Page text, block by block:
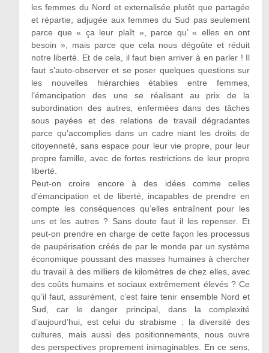
les femmes du Nord et externalisée plutôt que partagée
et répartie, adjugée aux femmes du Sud pas seulement
parce que « ça leur plaît », parce qu’ « elles en ont
besoin », mais parce que cela nous dégoûte et réduit
notre liberté. Et de cela, il faut bien arriver à en parler ! Il
faut s’auto-observer et se poser quelques questions sur
les nouvelles hiérarchies établies entre femmes,
l’émancipation des une se réalisant au prix de la
subordination des autres, enfermées dans des tâches
sous payées et des relations de travail dégradantes
parce qu’accomplies dans un cadre niant les droits de
citoyenneté, sans espace pour leur vie propre, pour leur
propre famille, avec de fortes restrictions de leur propre
liberté.
Peut-on croire encore à des idées comme celles
d’émancipation et de liberté, incapables de prendre en
compte les conséquences qu’elles entraînent pour les
uns et les autres ? Sans doute faut il les repenser. Et
peut-on prendre en charge de cette façon les processus
de paupérisation créés de par le monde par un système
économique poussant des masses humaines à chercher
du travail à des milliers de kilomètres de chez elles, avec
des coûts humains et sociaux extrêmement élevés ? Ce
qu’il faut, assurément, c’est faire tenir ensemble Nord et
Sud, car le danger principal, dans la complexité
d’aujourd’hui, est celui du strabisme : la diversité des
cultures, mais aussi des positionnements, nous ouvre
des perspectives proprement inimaginables. En ce sens,